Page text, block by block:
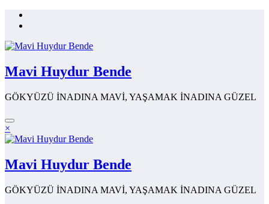
İçeriğe
Mavi Huydur Bende
GÖKYÜZÜ İNADINA MAVİ, YAŞAMAK İNADINA GÜZEL
×
Mavi Huydur Bende
GÖKYÜZÜ İNADINA MAVİ, YAŞAMAK İNADINA GÜZEL